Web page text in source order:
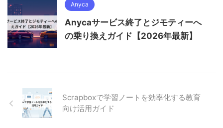
Anyca
Anycaサービス終了とジモティーへ
の乗り換えガイド【2026年最新】
Scrapboxで学習ノートを効率化する教育
向け活用ガイド